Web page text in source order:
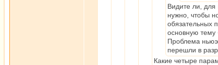
Видите ли, для
нужно, чтобы
обязательных
основную тему
Проблема
перешли в
Какие четыре